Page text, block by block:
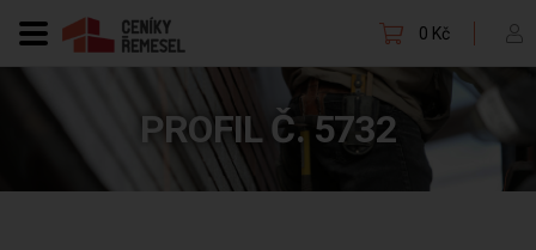
0 Kč
PROFIL Č. 5732